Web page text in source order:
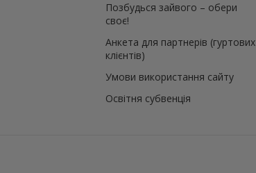
Позбудься зайвого – обери
своє!
Анкета для партнерів (гуртових
клієнтів)
Умови використання сайту
Освітня субвенція